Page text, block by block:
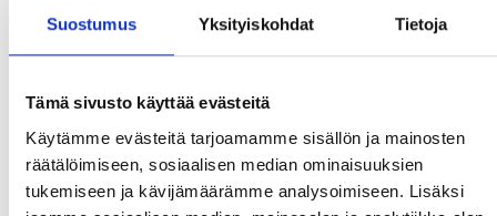
Suostumus Yksityiskohdat Tietoja
Tämä sivusto käyttää evästeitä
Käytämme evästeitä tarjoamamme sisällön ja mainosten
räätälöimiseen, sosiaalisen median ominaisuuksien
tukemiseen ja kävijämäärämme analysoimiseen. Lisäksi